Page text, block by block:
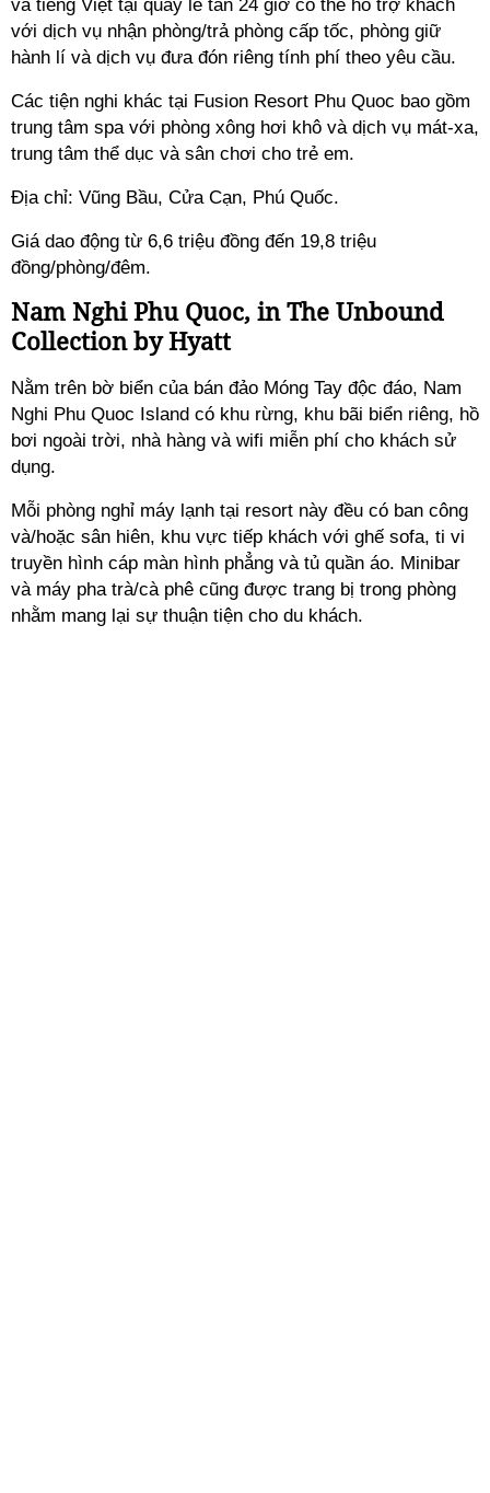
và tiếng Việt tại quầy lễ tân 24 giờ có thể hỗ trợ khách
với dịch vụ nhận phòng/trả phòng cấp tốc, phòng giữ
hành lí và dịch vụ đưa đón riêng tính phí theo yêu cầu.
Các tiện nghi khác tại Fusion Resort Phu Quoc bao gồm
trung tâm spa với phòng xông hơi khô và dịch vụ mát-xa,
trung tâm thể dục và sân chơi cho trẻ em.
Địa chỉ: Vũng Bầu, Cửa Cạn, Phú Quốc.
Giá dao động từ 6,6 triệu đồng đến 19,8 triệu
đồng/phòng/đêm.
Nam Nghi Phu Quoc, in The Unbound
Collection by Hyatt
Nằm trên bờ biển của bán đảo Móng Tay độc đáo, Nam
Nghi Phu Quoc Island có khu rừng, khu bãi biển riêng, hồ
bơi ngoài trời, nhà hàng và wifi miễn phí cho khách sử
dụng.
Mỗi phòng nghỉ máy lạnh tại resort này đều có ban công
và/hoặc sân hiên, khu vực tiếp khách với ghế sofa, ti vi
truyền hình cáp màn hình phẳng và tủ quần áo. Minibar
và máy pha trà/cà phê cũng được trang bị trong phòng
nhằm mang lại sự thuận tiện cho du khách.